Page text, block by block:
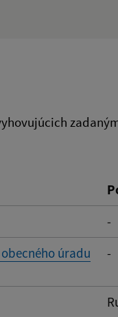
-
úradu
-